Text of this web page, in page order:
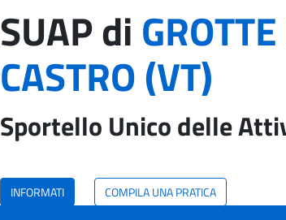
SUAP di
CASTRO (VT)
Sportello Unico delle
INFORMATI COMPILA UNA PRATICA